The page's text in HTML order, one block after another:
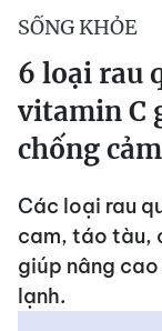
SỐNG KHỎE
6 loại rau
vitamin C
chống
Các loại rau
cam, táo tàu,
giúp nâng
lạnh.